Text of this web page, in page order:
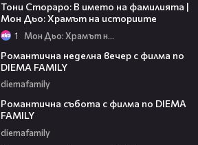
Тони Стораро: В името на фамилията |
Мон Дьо: Храмът на историите
1 Мон Дьо: Храмът на историите
Романтична неделна вечер с филма по
DIEMA FAMILY
diemafamily
Романтична събота с филма по DIEMA
FAMILY
diemafamily